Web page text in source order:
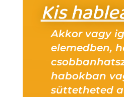
Kis
Akkor vagy
elemedben,
habokban
süttetheted